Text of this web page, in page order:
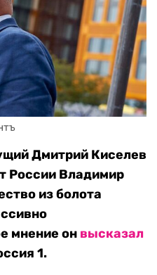
Дмитрий Киселев
России Владимир
из болота
мнение он высказал
1.